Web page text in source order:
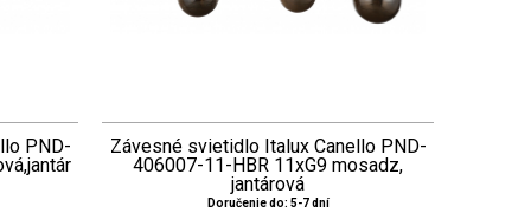
PND-
Závesné svietidlo Italux Canello PND-
406007-11-HBR 11xG9 mosadz,
jantárová
Doručenie do: 5-7 dní